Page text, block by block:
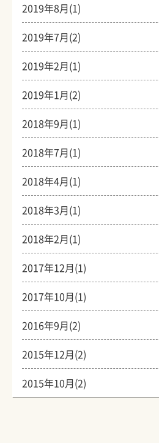
2019年8月(1)
2019年7月(2)
2019年2月(1)
2019年1月(2)
2018年9月(1)
2018年7月(1)
2018年4月(1)
2018年3月(1)
2018年2月(1)
2017年12月(1)
2017年10月(1)
2016年9月(2)
2015年12月(2)
2015年10月(2)